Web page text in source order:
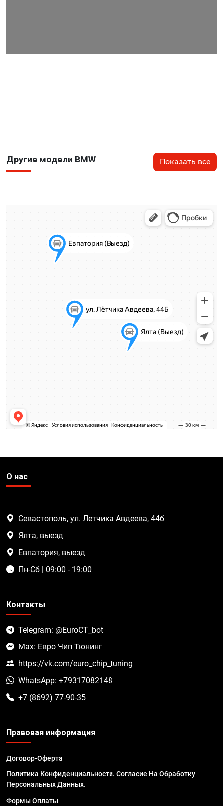
Другие модели BMW Показать все
О нас
Севастополь, ул. Летчика Авдеева, 44б
Ялта, выезд
Евпатория, выезд
Пн-Сб | 09:00 - 19:00
Контакты
Telegram: @EuroCT_bot
Max: Евро Чип Тюнинг
https://vk.com/euro_chip_tuning
WhatsApp: +79317082148
+7 (8692) 77-90-35
Правовая информация
Договор-Оферта
Политика Конфиденциальности. Согласие На Обработку
Персональных Данных.
Формы Оплаты